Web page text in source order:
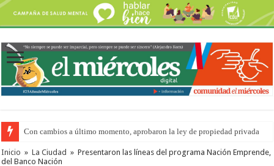
Con cambios a último momento, aprobaron la ley de propiedad privada
Del viernes 7 al domingo 9 de agosto: la agenda ¿A dónde ir? para este
Inicio » La Ciudad » Presentaron las líneas del programa Nación Emprende,
del Banco Nación